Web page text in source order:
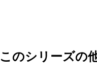
このシリーズの